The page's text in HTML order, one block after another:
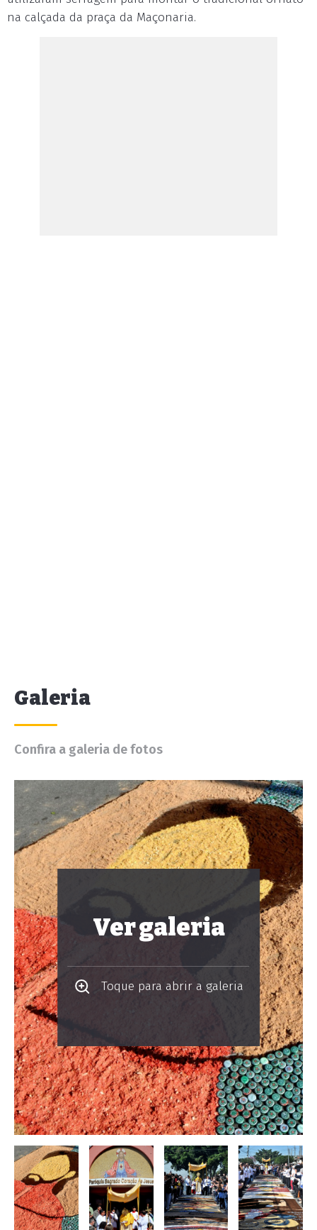
na calçada da praça da Maçonaria.
Galeria
Confira a galeria de fotos
Ver galeria
Toque para abrir a galeria